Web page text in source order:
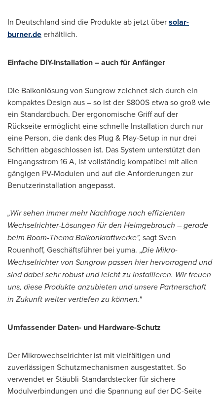
In Deutschland sind die Produkte ab jetzt übersolar-
burner.deerhältlich.
Einfache DIY-Installation – auch für Anfänger
Die Balkonlösung von Sungrow zeichnet sich durch ein
kompaktes Design aus – so ist der S800S etwa so groß wie
ein Standardbuch. Der ergonomische Griff auf der
Rückseite ermöglicht eine schnelle Installation durch nur
eine Person, die dank des Plug & Play-Setup in nur drei
Schritten abgeschlossen ist. Das System unterstützt den
Eingangsstrom 16 A, ist vollständig kompatibel mit allen
gängigen PV-Modulen und auf die Anforderungen zur
Benutzerinstallation angepasst.
„Wir sehen immer mehr Nachfrage nach effizienten
Wechselrichter-Lösungen für den Heimgebrauch – gerade
beim Boom-Thema Balkonkraftwerke", sagt Sven
Rouenhoff, Geschäftsführer bei yuma. „Die Mikro-
Wechselrichter von Sungrow passen hier hervorragend und
sind dabei sehr robust und leicht zu installieren. Wir freuen
uns, diese Produkte anzubieten und unsere Partnerschaft
in Zukunft weiter vertiefen zu können."
Umfassender Daten- und Hardware-Schutz
Der Mikrowechselrichter ist mit vielfältigen und
zuverlässigen Schutzmechanismen ausgestattet. So
verwendet er Stäubli-Standardstecker für sichere
Modulverbindungen und die Spannung auf der DC-Seite